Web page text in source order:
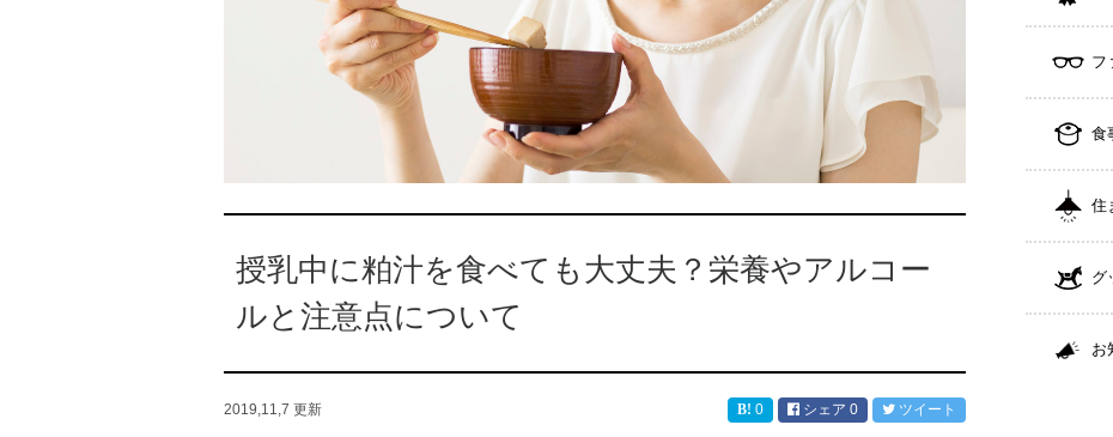
授乳中に粕汁を食べても大丈夫？栄養やアルコー
ルと注意点について
2019,11,7 更新 0 シェア 0 ツイート
フ
食
住
グ
お